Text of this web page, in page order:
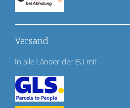
Versand
In alle Länder der EU mit